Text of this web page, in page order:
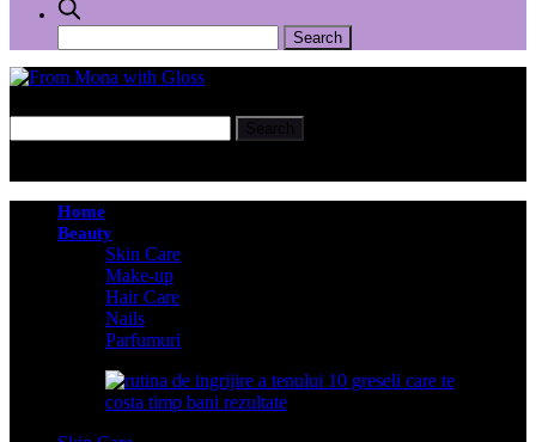
Home
Beauty
Skin Care
Make-up
Hair Care
Nails
Parfumuri